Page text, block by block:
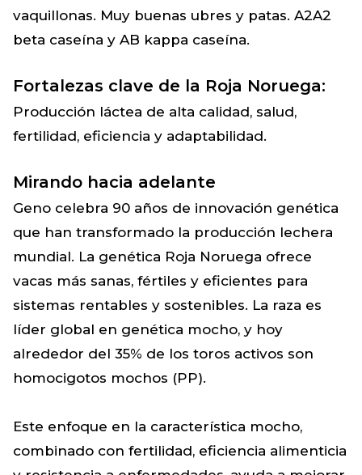
vaquillonas. Muy buenas ubres y patas. A2A2
beta caseína y AB kappa caseína.
Fortalezas clave de la Roja Noruega:
Producción láctea de alta calidad, salud,
fertilidad, eficiencia y adaptabilidad.
Mirando hacia adelante
Geno celebra 90 años de innovación genética
que han transformado la producción lechera
mundial. La genética Roja Noruega ofrece
vacas más sanas, fértiles y eficientes para
sistemas rentables y sostenibles. La raza es
líder global en genética mocho, y hoy
alrededor del 35% de los toros activos son
homocigotos mochos (PP).
Este enfoque en la característica mocho,
combinado con fertilidad, eficiencia alimenticia